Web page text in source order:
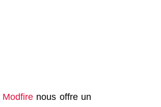
Modfire nous offre un